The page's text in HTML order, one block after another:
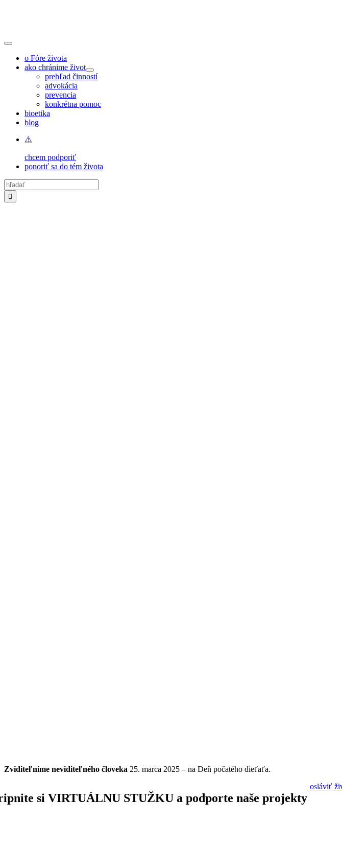
Toggle
Navigationo Fóre života
ako chránime život
prehľad činností
advokácia
prevencia
konkrétna pomoc
bioetika
blog
chcem podporiť
ponoriť sa do tém života
Hľadať:
Zviditeľnime neviditeľného človeka 25. marca 2025 – na Deň počatého dieťaťa.
osláviť
si VIRTUÁLNU STUŽKU a podporte naše projekty